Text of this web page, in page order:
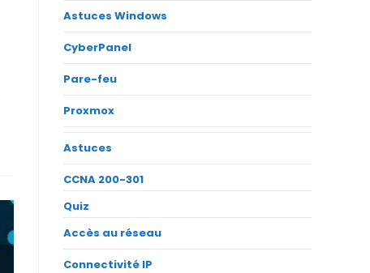
Astuces Windows
CyberPanel
Pare-feu
Proxmox
Astuces
CCNA 200-301
Quiz
Accès au réseau
Connectivité IP